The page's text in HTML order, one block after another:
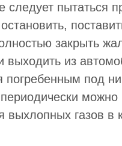
следует пытаться
закрыть
выходить из
погребенным под
можно
выхлопных газов в